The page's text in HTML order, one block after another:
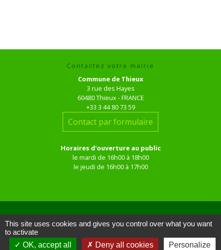
Contactez votre mairie
Commune de Thieux
3 rue des Hayes
60480 Thieux - FRANCE
+33 3 44 80 73 59
Contact par formulaire
Horaires d'ouverture au public
le mardi de 16h00 à 18h00
le jeudi de 16h00 à 17h00
Liens
This site uses cookies and gives you control over what you want
to activate
OK, accept all
Deny all cookies Personalize